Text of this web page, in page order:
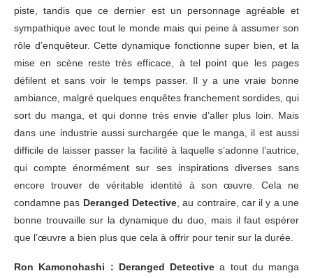
piste, tandis que ce dernier est un personnage agréable et
sympathique avec tout le monde mais qui peine à assumer son
rôle d’enquêteur. Cette dynamique fonctionne super bien, et la
mise en scène reste très efficace, à tel point que les pages
défilent et sans voir le temps passer. Il y a une vraie bonne
ambiance, malgré quelques enquêtes franchement sordides, qui
sort du manga, et qui donne très envie d’aller plus loin. Mais
dans une industrie aussi surchargée que le manga, il est aussi
difficile de laisser passer la facilité à laquelle s’adonne l’autrice,
qui compte énormément sur ses inspirations diverses sans
encore trouver de véritable identité à son œuvre. Cela ne
condamne pas Deranged Detective, au contraire, car il y a une
bonne trouvaille sur la dynamique du duo, mais il faut espérer
que l’œuvre a bien plus que cela à offrir pour tenir sur la durée.
Ron Kamonohashi : Deranged Detective a tout du manga